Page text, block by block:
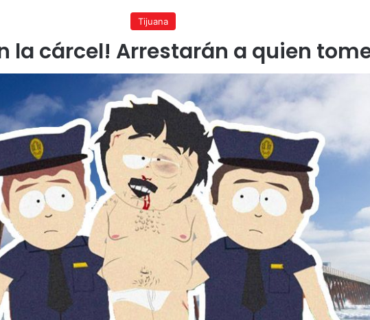
Tijuana
la cárcel! Arrestarán a quien